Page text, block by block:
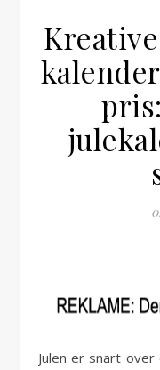
Julen er snart over os, og det betyder, at det også